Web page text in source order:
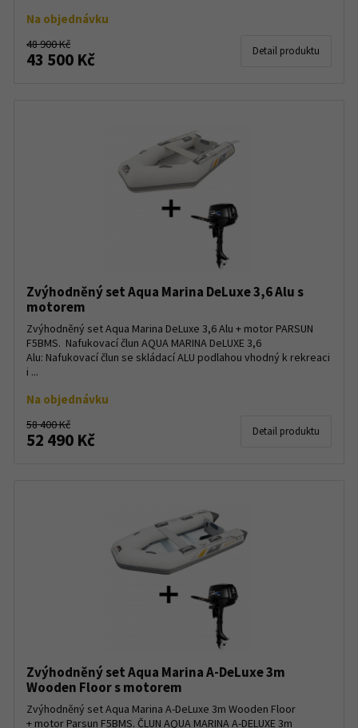
Na objednávku
48 900 Kč
43 500 Kč Detail produktu
Zvýhodněný set Aqua Marina DeLuxe 3,6 Alu s
motorem
Zvýhodněný set Aqua Marina DeLuxe 3,6 Alu + motor PARSUN
F5BMS. Nafukovací člun AQUA MARINA DeLUXE 3,6
Alu: Nafukovací člun se skládací ALU podlahou vhodný k rekreaci
i ...
Na objednávku
58 400 Kč
52 490 Kč Detail produktu
Zvýhodněný set Aqua Marina A-DeLuxe 3m
Wooden Floor s motorem
Zvýhodněný set Aqua Marina A-DeLuxe 3m Wooden Floor
+ motor Parsun F5BMS. ČLUN AQUA MARINA A-DELUXE 3m